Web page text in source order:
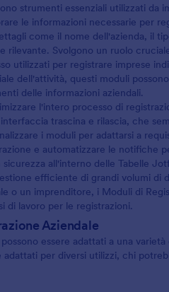
strumenti essenziali utilizzati da
le informazioni necessarie per
come il nome dell'azienda, il
rilevante. Svolgono un ruolo
utilizzati per registrare imprese
dell'attività, questi moduli
delle informazioni aziendali.
l'intero processo di
trascina e rilascia, che
i moduli per adattarsi a
e automatizzare le notifiche
all'interno delle Tabelle
efficiente di grandi volumi di
o un imprenditore, i Moduli di
di lavoro per le registrazioni.
Aziendale
essere adattati a una
adattati per diversi utilizzi, chi